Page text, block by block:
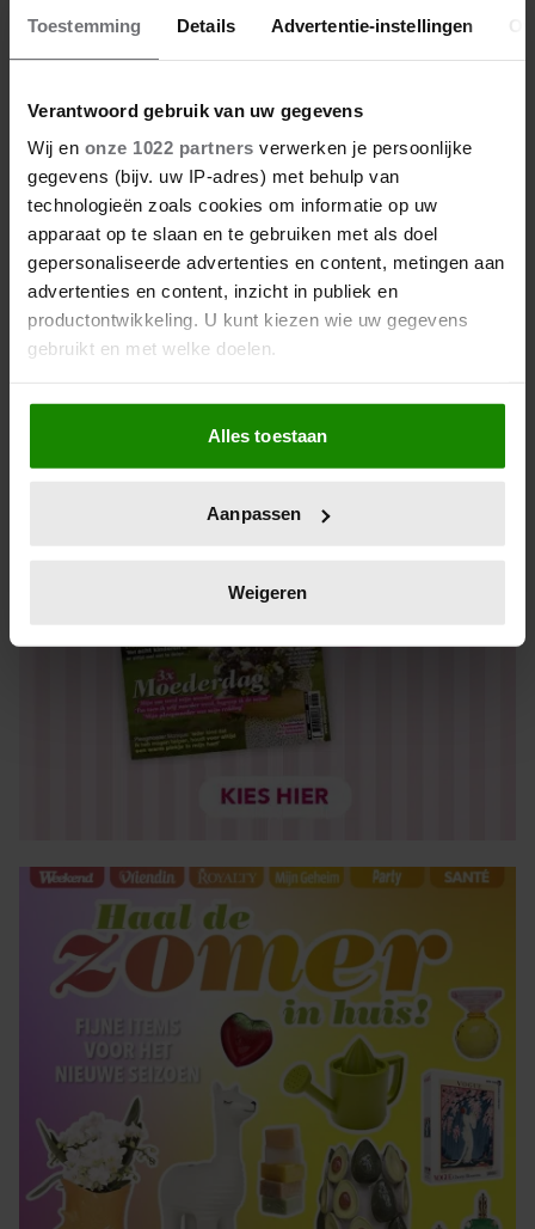
Toestemming Details Advertentie-instellingen
Verantwoord gebruik van uw gegevens
Wij en onze 1022 partners verwerken je persoonlijke
gegevens (bijv. uw IP-adres) met behulp van
technologieën zoals cookies om informatie op uw
apparaat op te slaan en te gebruiken met als doel
gepersonaliseerde advertenties en content, metingen aan
advertenties en content, inzicht in publiek en
productontwikkeling. U kunt kiezen wie uw gegevens
gebruikt en met welke doelen.
Als u het toestaat, willen we ook graag:
Informatie verzamelen over uw geografische locatie,
die tot een paar meter nauwkeurig kan zijn
op specifieke eigenschappen (fingerprinting)
verwerkt en stel uw voorkeuren in het
intrekken in de Cookieverklaring.
We gebruiken cookies om content en advertenties te
personaliseren, om functies voor social media te bieden
en om ons websiteverkeer te analyseren. Ook delen we
informatie over uw gebruik van onze site met onze
informatie die u aan ze heeft verstrekt of die ze hebben
verzameld op basis van uw gebruik van hun services. U
gaat akkoord met onze cookies als u onze website blijft
gebruiken.
Alles toestaan
Aanpassen
Weigeren
De nieuwe Mijn Geheim ligt nu in de winkel
Abonneren
Digitaal lezen
Los kopen